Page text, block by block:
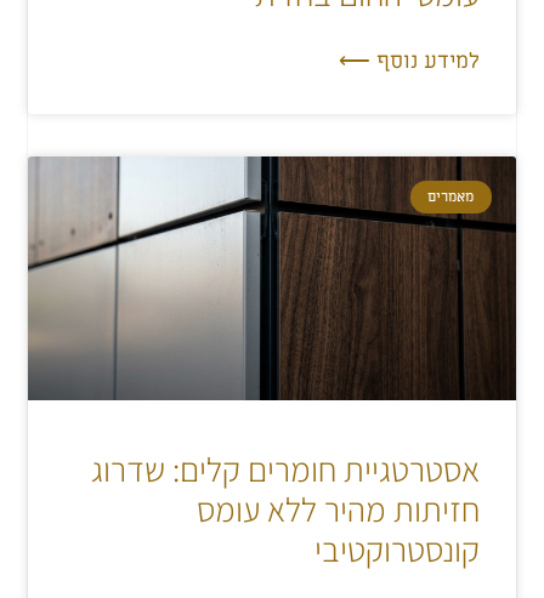
למידע נוסף ⟵
מאמרים
אסטרטגיית חומרים קלים: שדרוג
חזיתות מהיר ללא עומס
קונסטרוקטיבי